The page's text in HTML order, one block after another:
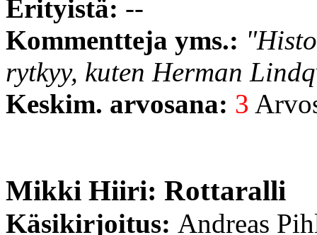
Erityistä: --
Kommentteja yms.:
rytkyy, kuten Herman
Keskim. arvosana: 3
Mikki Hiiri: Rottaralli
Käsikirjoitus: Andreas